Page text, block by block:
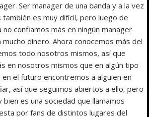
Ser manager de una banda y a la vez
también es muy difícil, pero luego de
confiamos más en ningún manager
dinero. Ahora conocemos más del
todo nosotros mismos, así que
en nosotros mismos que en algún tipo
el futuro encontremos a alguien en
así que seguimos abiertos a ello, pero
es una sociedad que llamamos
por fans de distintos lugares del